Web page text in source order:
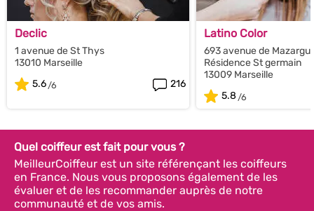
Declic
1 avenue de St Thys
13010 Marseille
5.6
216
Latino Color
693 avenue de
Résidence St germain
13009 Marseille
5.8
Quel coiffeur est fait pour vous ?
MeilleurCoiffeur est un site référençant les coiffeurs
en France. Nous vous proposons également de les
évaluer et de les recommander auprès de notre
communauté et de vos amis.